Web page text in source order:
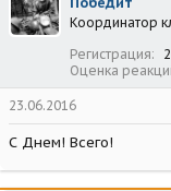
Координатор
Регистрация
Оценка
23.06.2016
С Днем! Всего!